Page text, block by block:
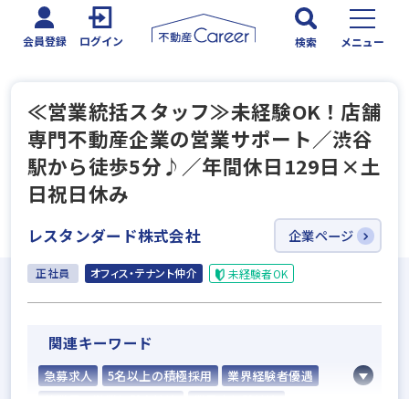
会員登録 ログイン 検索 メニュー
≪営業統括スタッフ≫未経験OK！店舗
専門不動産企業の営業サポート／渋谷
駅から徒歩5分♪／年間休日129日×土
日祝日休み
レスタンダード株式会社 企業ページ
正社員 オフィス・テナント仲介 未経験者OK
関連キーワード
急募求人 5名以上の積極採用
業界経験者優遇